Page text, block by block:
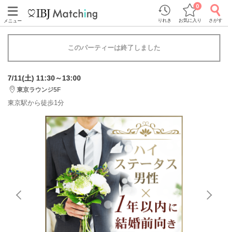
メニュー りれき お気に入り
0
さがす
このパーティーは終了しました
7/11(土) 11:30～13:00
東京ラウンジ5F
東京駅から徒歩1分